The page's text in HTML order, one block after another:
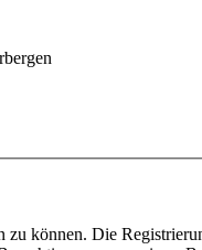
zu können. Die